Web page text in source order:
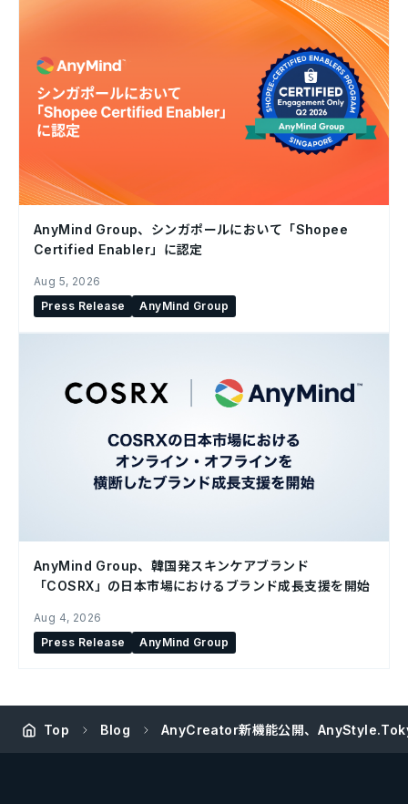
AnyMind Group、シンガポールにおいて「Shopee
Certified Enabler」に認定
Aug 5, 2026
Press Release
AnyMind Group
AnyMind Group、韓国発スキンケアブランド
「COSRX」の日本市場におけるブランド成長支援を開始
Aug 4, 2026
Press Release
AnyMind Group
Top Blog AnyCreator新機能公開、